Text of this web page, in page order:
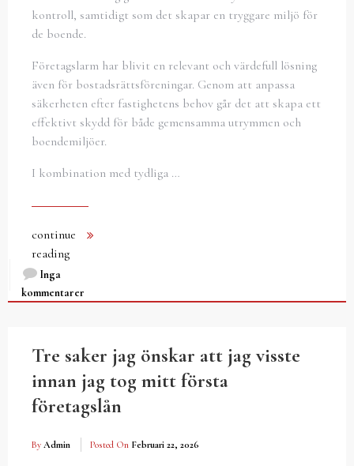
kontroll, samtidigt som det skapar en tryggare miljö för
de boende.
Företagslarm har blivit en relevant och värdefull lösning
även för bostadsrättsföreningar. Genom att anpassa
säkerheten efter fastighetens behov går det att skapa ett
effektivt skydd för både gemensamma utrymmen och
boendemiljöer.
I kombination med tydliga …
continue
reading
Inga
kommentarer
Tre saker jag önskar att jag visste
innan jag tog mitt första
företagslån
By Admin Posted On Februari 22, 2026